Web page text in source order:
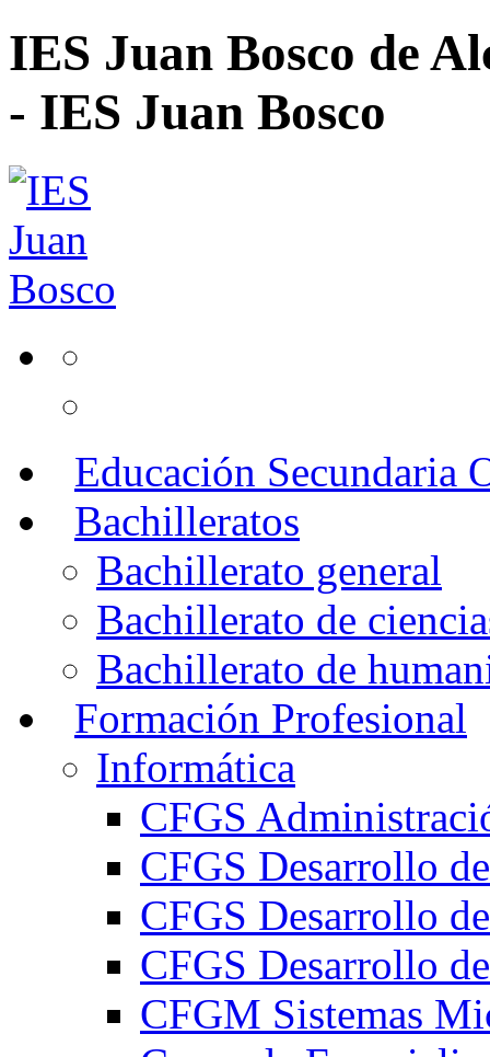
IES Juan Bosco de
- IES Juan Bosco
Educación Secundaria
Bachilleratos
Bachillerato general
Bachillerato de
Bachillerato de
Formación Profesional
Informática
CFGS
CFGS Desarrollo
CFGS Desarrollo
CFGS Desarrollo
CFGM Sistemas